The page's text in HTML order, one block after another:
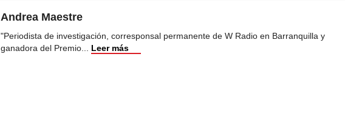
Andrea Maestre
"Periodista de investigación, corresponsal permanente de W Radio en Barranquilla y
ganadora del Premio... Leer más